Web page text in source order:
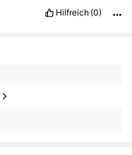
Hilfreich (0)